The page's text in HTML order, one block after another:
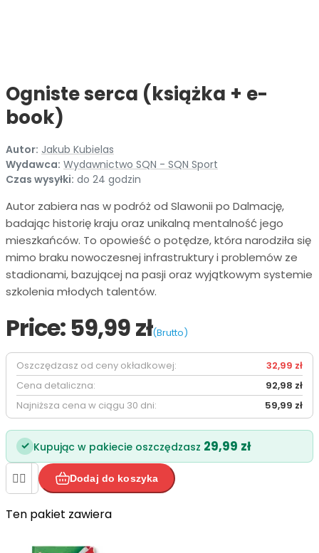
Ogniste serca (książka + e-
book)
Autor: Jakub Kubielas
Wydawca: Wydawnictwo SQN - SQN Sport
Czas wysyłki: do 24 godzin
Autor zabiera nas w podróż od Slawonii po Dalmację,
badając historię kraju oraz unikalną mentalność jego
mieszkańców. To opowieść o potędze, która narodziła się
mimo braku nowoczesnej infrastruktury i problemów ze
stadionami, bazującej na pasji oraz wyjątkowym systemie
szkolenia młodych talentów.
Price: 59,99 zł(Brutto)
Oszczędzasz od ceny okładkowej:
32,99 zł
Cena detaliczna:
92,98 zł
Najniższa cena w ciągu 30 dni:
59,99 zł
✓ Kupując w pakiecie oszczędzasz 29,99 zł
  Dodaj do koszyka
Ten pakiet zawiera